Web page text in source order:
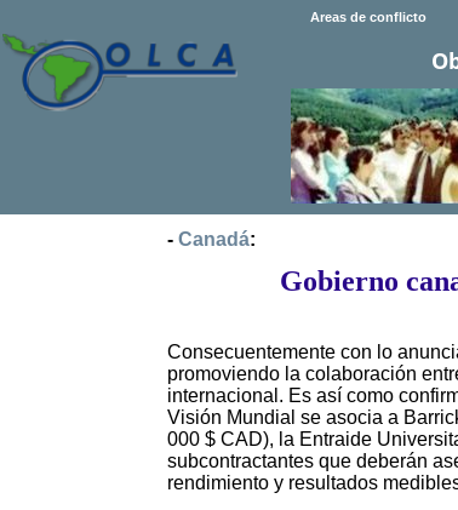
Areas de conflicto
- Canadá:
Gobierno
Consecuentemente con lo
promoviendo la colaboración
internacional. Es así como
Visión Mundial se asocia a
000 $ CAD), la Entraide
subcontractantes que deberán
rendimiento y resultados